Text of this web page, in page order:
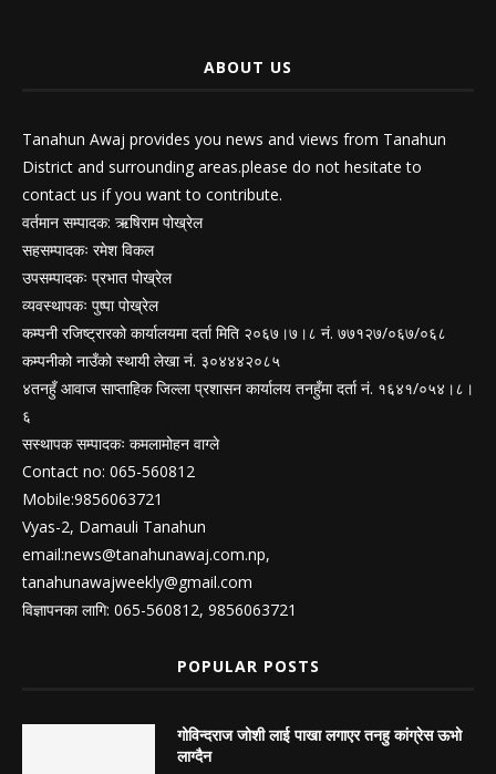
ABOUT US
Tanahun Awaj provides you news and views from Tanahun
District and surrounding areas.please do not hesitate to
contact us if you want to contribute.
वर्तमान सम्पादक: ऋषिराम पोख्रेल
सहसम्पादकः रमेश विकल
उपसम्पादकः प्रभात पोख्रेल
व्यवस्थापकः पुष्पा पोख्रेल
कम्पनी रजिष्ट्रारको कार्यालयमा दर्ता मिति २०६७।७।८ नं. ७७१२७/०६७/०६८
कम्पनीको नाउँको स्थायी लेखा नं. ३०४४४२०८५
४तनहुँ आवाज साप्ताहिक जिल्ला प्रशासन कार्यालय तनहुँमा दर्ता नं. १६४१/०५४।८।
६
सस्थापक सम्पादकः कमलामोहन वाग्ले
Contact no: 065-560812
Mobile:9856063721
Vyas-2, Damauli Tanahun
email:news@tanahunawaj.com.np,
tanahunawajweekly@gmail.com
विज्ञापनका लागि: 065-560812, 9856063721
POPULAR POSTS
गोविन्दराज जोशी लाई पाखा लगाएर तनहु कांग्रेस ऊभो
लाग्दैन